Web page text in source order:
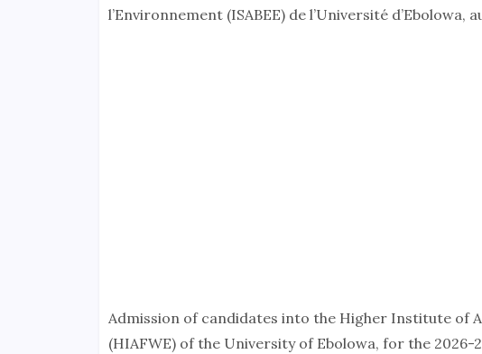
l’Environnement (ISABEE) de l’Université d’Ebolowa,
Admission of candidates into the Higher Institute of
(HIAFWE) of the University of Ebolowa, for the 2026-